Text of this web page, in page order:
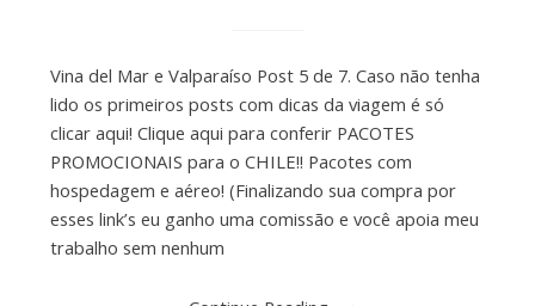
Vina del Mar e Valparaíso Post 5 de 7. Caso não tenha
lido os primeiros posts com dicas da viagem é só
clicar aqui! Clique aqui para conferir PACOTES
PROMOCIONAIS para o CHILE!! Pacotes com
hospedagem e aéreo! (Finalizando sua compra por
esses link’s eu ganho uma comissão e você apoia meu
trabalho sem nenhum